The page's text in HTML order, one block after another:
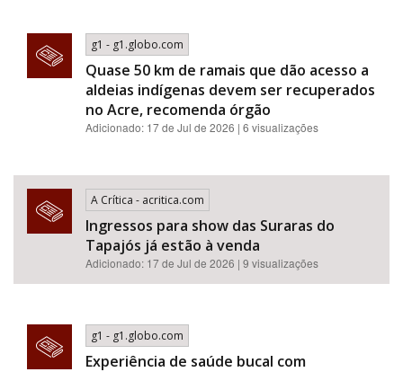
g1 - g1.globo.com
Quase 50 km de ramais que dão acesso a
aldeias indígenas devem ser recuperados
no Acre, recomenda órgão
Adicionado: 17 de Jul de 2026 | 6 visualizações
A Crítica - acritica.com
Ingressos para show das Suraras do
Tapajós já estão à venda
Adicionado: 17 de Jul de 2026 | 9 visualizações
g1 - g1.globo.com
Experiência de saúde bucal com